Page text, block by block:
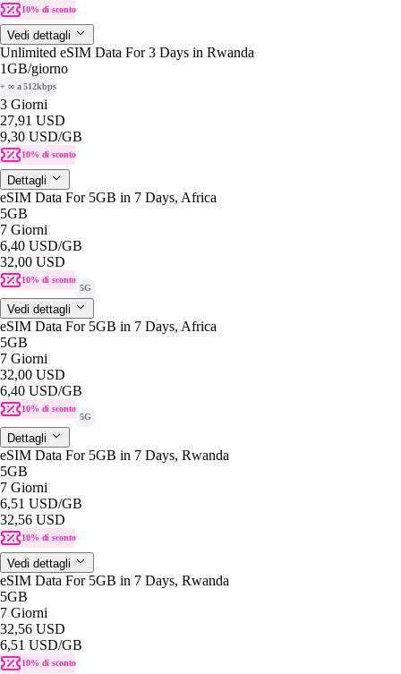
10% di sconto
Vedi dettagli
Unlimited eSIM Data For 3 Days in Rwanda
1GB/giorno
+ ∞ a 512kbps
3 Giorni
27,91 USD
9,30 USD/GB
10% di sconto
Dettagli
eSIM Data For 5GB in 7 Days, Africa
5GB
7 Giorni
6,40 USD/GB
32,00 USD
10% di sconto
5G
Vedi dettagli
eSIM Data For 5GB in 7 Days, Africa
5GB
7 Giorni
32,00 USD
6,40 USD/GB
10% di sconto
5G
Dettagli
eSIM Data For 5GB in 7 Days, Rwanda
5GB
7 Giorni
6,51 USD/GB
32,56 USD
10% di sconto
Vedi dettagli
eSIM Data For 5GB in 7 Days, Rwanda
5GB
7 Giorni
32,56 USD
6,51 USD/GB
10% di sconto